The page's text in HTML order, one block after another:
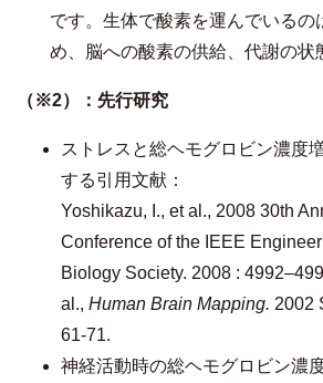
です。生体で酸素を運んでいるの
め、脳への酸素の供給、代謝の状
（※2）：先行研究
ストレスと総ヘモグロビン濃度
する引用文献：
Yoshikazu, I., et al., 2008 30th
Conference of the IEEE
Biology Society. 2008 :
al., Human Brain Mapping. 2002
61-71.
神経活動時の総ヘモグロビン濃